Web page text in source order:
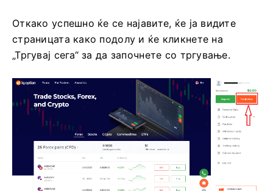
Откако успешно ќе се најавите, ќе ја видите
страницата како подолу и ќе кликнете на
„Тргувај сега“ за да започнете со тргување.